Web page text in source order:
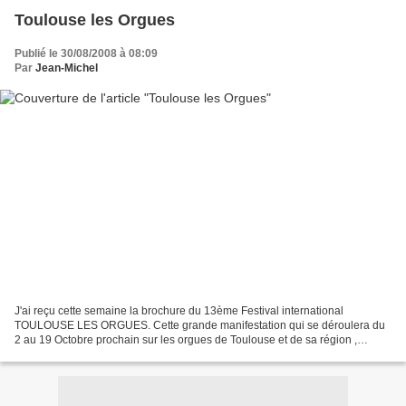
Toulouse les Orgues
Publié le 30/08/2008 à 08:09
Par Jean-Michel
J'ai reçu cette semaine la brochure du 13ème Festival international
TOULOUSE LES ORGUES. Cette grande manifestation qui se déroulera du
2 au 19 Octobre prochain sur les orgues de Toulouse et de sa région ,